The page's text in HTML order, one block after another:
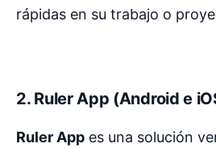
rápidas en su trabajo o
2. Ruler App (Android e
Ruler App es una solución